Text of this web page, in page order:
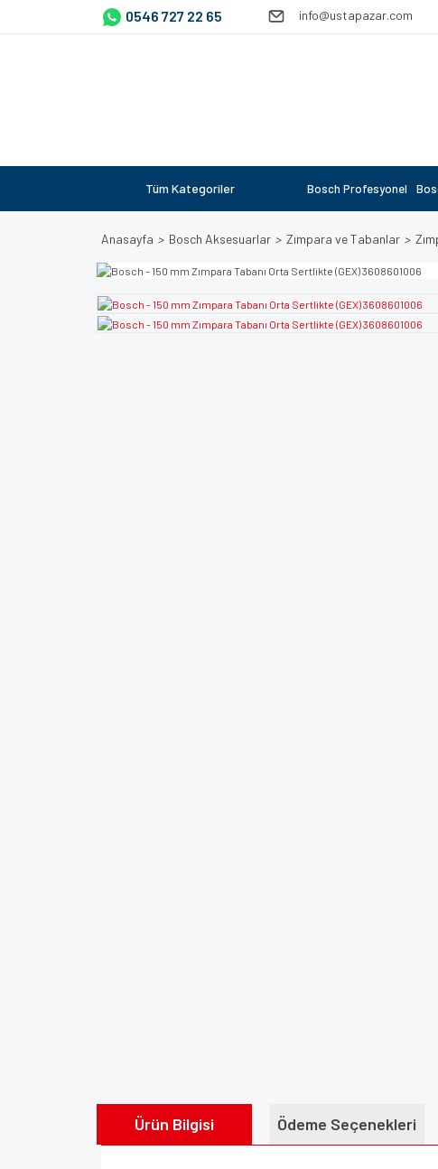
0546 727 22 65 info@ustapazar.com
Tüm Kategoriler Bosch Profesyonel
Anasayfa Bosch Aksesuarlar Zımpara ve Tabanlar
Ürün Bilgisi Ödeme Seçenekleri